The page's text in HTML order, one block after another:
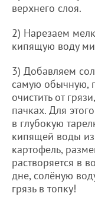
верхнего слоя.
2) Нарезаем
кипящую воду
3) Добавляем
самую обычную,
очистить от
пачках. Для
в глубокую
кипящей воды из
картофель,
растворяется в
дне, солёную
грязь в топку!